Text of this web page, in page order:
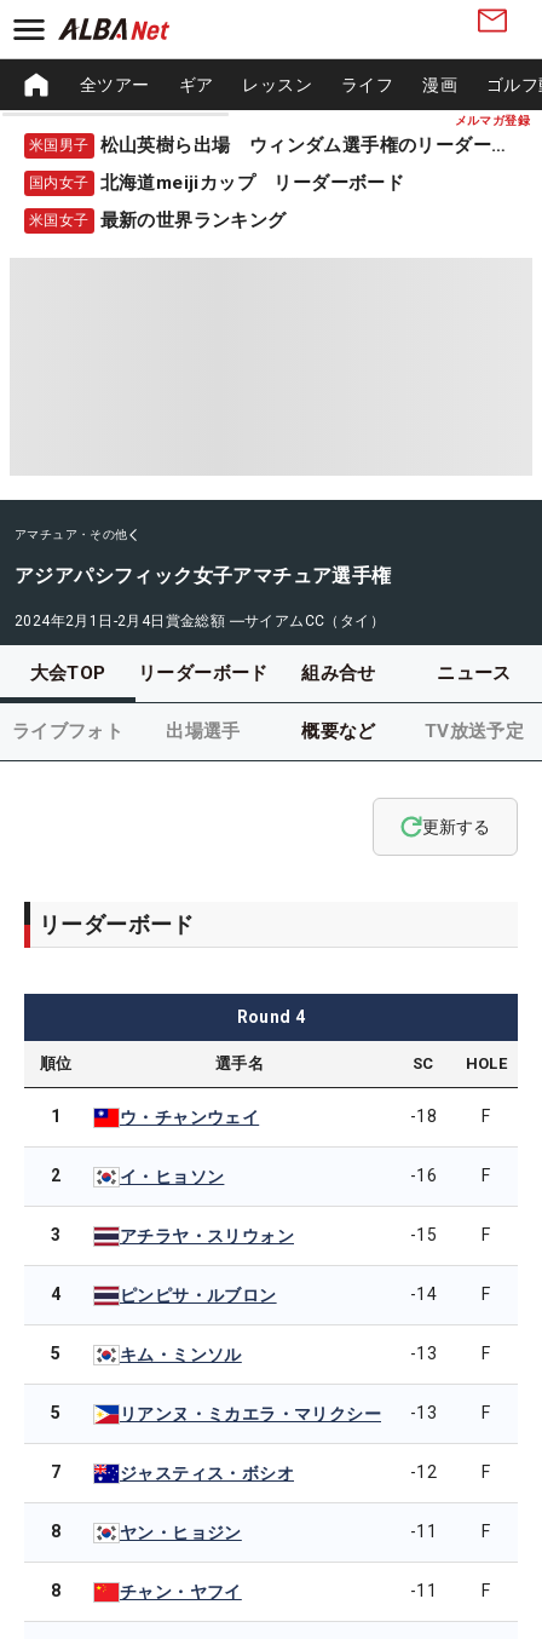
メルマガ登録
全ツアー ギア レッスン ライフ 漫画 ゴル
米国男子 松山英樹ら出場 ウィンダム選手権のリーダーボード
国内女子 北海道meijiカップ リーダーボード
米国女子 最新の世界ランキング
アマチュア・その他
アジアパシフィック女子アマチュア選手権
2024年2月1日-2月4日 賞金総額 ―サイアムCC（タイ）
大会TOP リーダーボード 組み合せ ニュース
ライブフォト 出場選手 概要など TV放送予定
更新する
リーダーボード
Round 4
順位 選手名 SC HOLE
1 ウ・チャンウェイ -18 F
2 イ・ヒョソン -16 F
3 アチラヤ・スリウォン -15 F
4 ピンピサ・ルブロン -14 F
5 キム・ミンソル -13 F
5 リアンヌ・ミカエラ・マリクシー -13 F
7 ジャスティス・ボシオ -12 F
8 ヤン・ヒョジン -11 F
8 チャン・ヤフイ -11 F